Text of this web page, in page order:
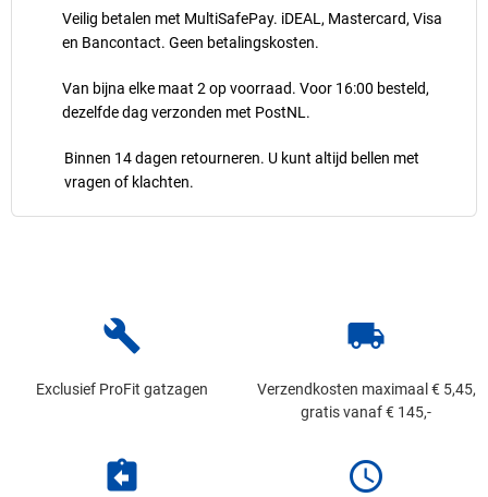
Veilig betalen met MultiSafePay. iDEAL, Mastercard, Visa
en Bancontact. Geen betalingskosten.
Van bijna elke maat 2 op voorraad. Voor 16:00 besteld,
dezelfde dag verzonden met PostNL.
Binnen 14 dagen retourneren. U kunt altijd bellen met
vragen of klachten.
build
Exclusief ProFit gatzagen
local_shipping
Verzendkosten maximaal € 5,45,
gratis vanaf € 145,-
assignment_return schedule